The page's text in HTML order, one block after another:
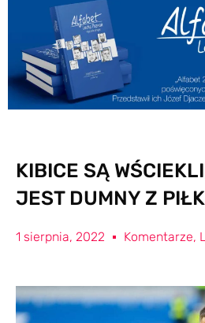
KIBICE SĄ
JEST DUMNY Z
1 sierpnia, 2022 Komentarze,